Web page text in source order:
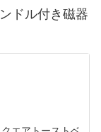
ドル付き磁器